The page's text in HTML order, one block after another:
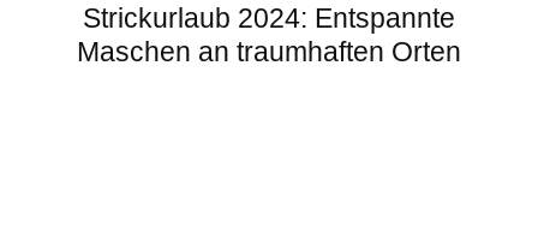
Strickurlaub 2024: Entspannte
Maschen an traumhaften Orten